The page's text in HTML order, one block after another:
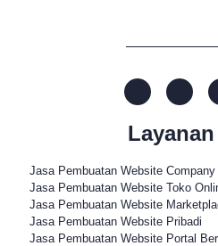
Jasa Pembuatan Website Company
Jasa Pembuatan Website Toko
Jasa Pembuatan Website
Jasa Pembuatan Website Pribadi
Jasa Pembuatan Website Portal